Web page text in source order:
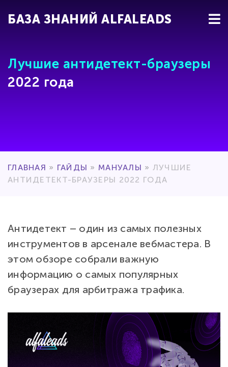
БАЗА ЗНАНИЙ ALFALEADS
Лучшие антидетект-браузеры
2022 года
ГЛАВНАЯ » ГАЙДЫ » МАНУАЛЫ » ЛУЧШИЕ
АНТИДЕТЕКТ-БРАУЗЕРЫ 2022 ГОДА
Антидетект – один из самых полезных
инструментов в арсенале вебмастера. В
этом обзоре собрали важную
информацию о самых популярных
браузерах для арбитража трафика.